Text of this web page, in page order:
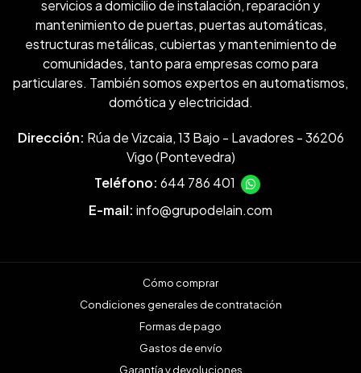
servicios a domicilio de instalación, reparación y
mantenimiento de puertas, puertas automáticas,
estructuras metálicas, cubiertas y mantenimiento de
comunidades, tanto para empresas como para
particulares. También somos expertos en automatismos,
domótica y electricidad.
Dirección: Rúa de Vizcaia, 13 Bajo - Lavadores - 36206
Vigo (Pontevedra)
Teléfono: 644 786 401
E-mail: info@grupodelain.com
Cómo comprar
Condiciones generales de contratación
Formas de pago
Gastos de envío
Garantía y devoluciones